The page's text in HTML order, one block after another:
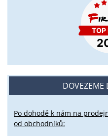
DOVEZEME
Po dohodě k nám na
od obchodníků: